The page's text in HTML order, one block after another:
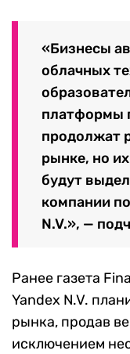
«Бизнесы
облачных
платформы
продолжат
рынке, но
будут
компании
N.V.», —
Ранее газета
Yandex N.V.
рынка, продав
исключением